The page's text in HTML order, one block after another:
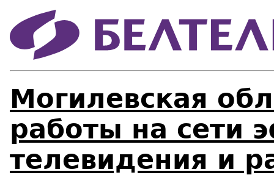
Могилевская
работы на сети
телевидения и